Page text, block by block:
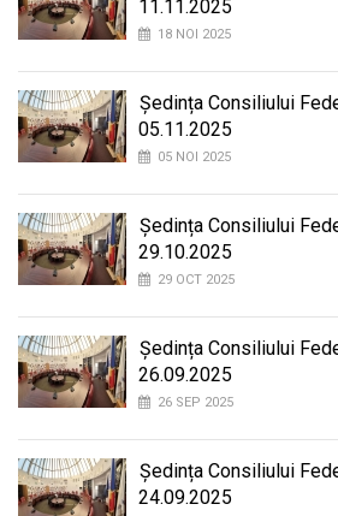
11.11.2025
18 NOI 2025
Ședința Consiliului
05.11.2025
05 NOI 2025
Ședința Consiliului
29.10.2025
29 OCT 2025
Ședința Consiliului
26.09.2025
26 SEP 2025
Ședința Consiliului
24.09.2025